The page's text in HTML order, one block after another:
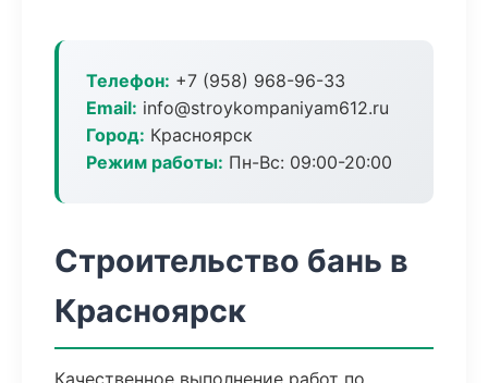
Телефон: +7 (958) 968-96-33
Email: info@stroykompaniyam612.ru
Город: Красноярск
Режим работы: Пн-Вс: 09:00-20:00
Строительство бань в
Красноярск
Качественное выполнение работ по